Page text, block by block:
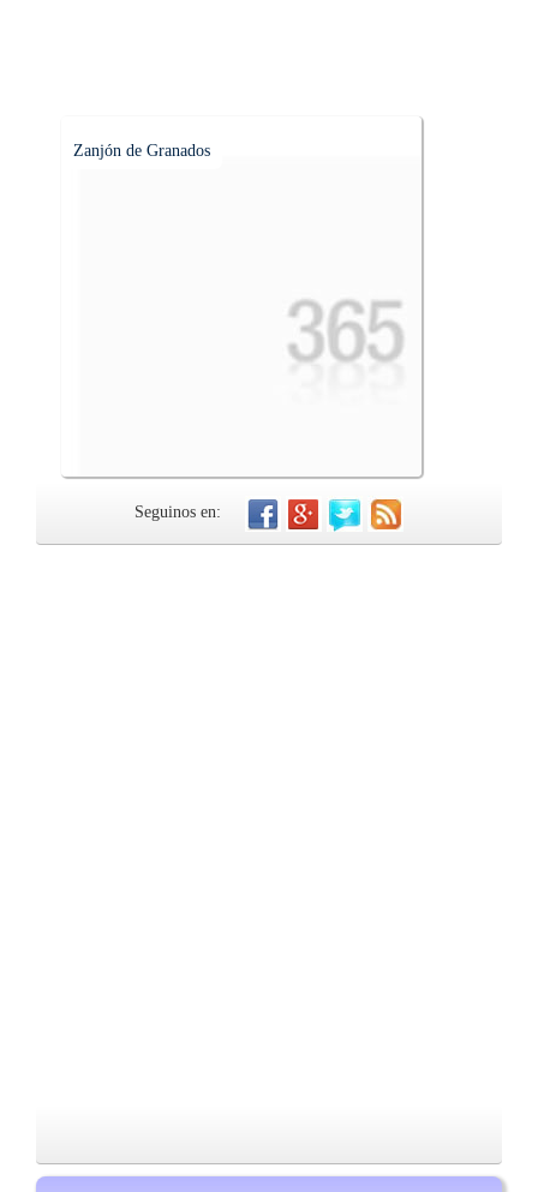
Zanjón de Granados
Seguinos en: